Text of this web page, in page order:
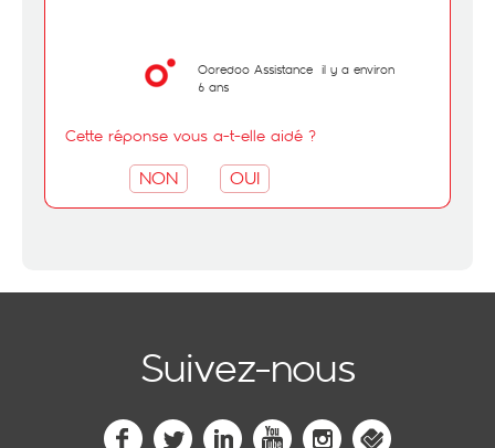
Ooredoo Assistance il y a environ
6 ans
Cette réponse vous a-t-elle aidé ?
NON OUI
Suivez-nous